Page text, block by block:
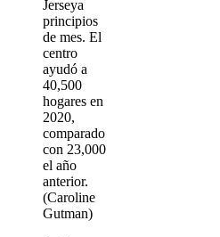
Jerseya
principios
de mes. El
centro
ayudó a
40,500
hogares en
2020,
comparado
con 23,000
el año
anterior.
(Caroline
Gutman)